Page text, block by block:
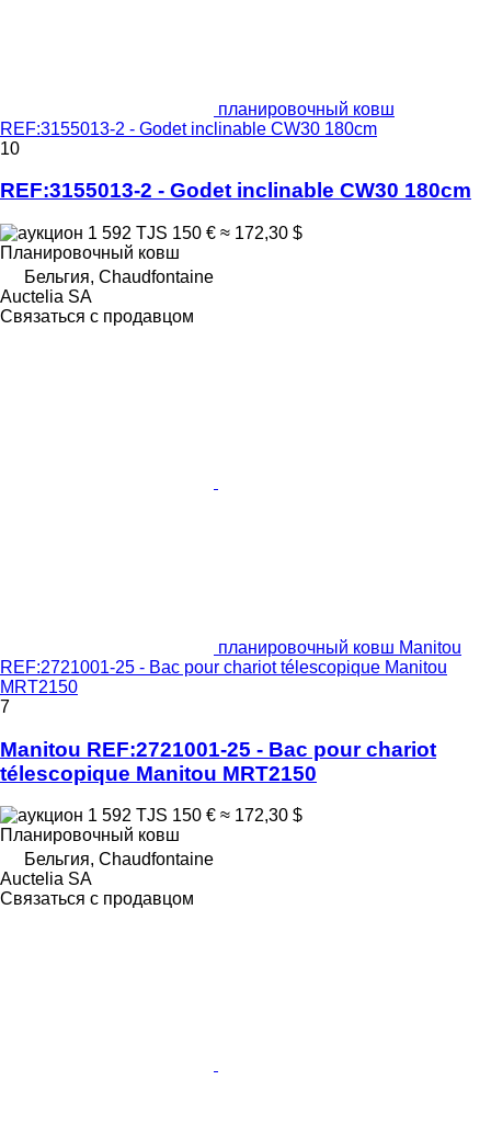
планировочный ковш
REF:3155013-2 - Godet inclinable CW30 180cm
10
REF:3155013-2 - Godet inclinable CW30 180cm
1 592 TJS 150 € ≈ 172,30 $
Планировочный ковш
Бельгия, Chaudfontaine
Auctelia SA
Связаться с продавцом
планировочный ковш Manitou
REF:2721001-25 - Bac pour chariot télescopique Manitou
MRT2150
7
Manitou REF:2721001-25 - Bac pour chariot
télescopique Manitou MRT2150
1 592 TJS 150 € ≈ 172,30 $
Планировочный ковш
Бельгия, Chaudfontaine
Auctelia SA
Связаться с продавцом